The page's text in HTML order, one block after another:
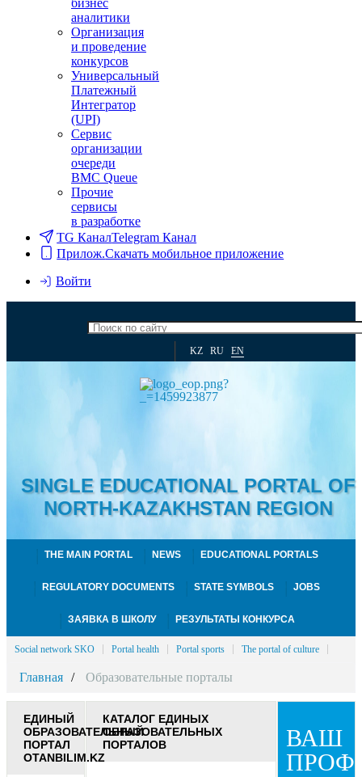
бизнес
аналитики
Организация
и проведение
конкурсов
Универсальный
Платежный
Интегратор
(UPI)
Сервис
организации
очереди
BMC Queue
Прочие
сервисы
в разработке
TG КаналTelegram Канал
Прилож.Скачать мобильное приложение
Войти
KZ RU EN
SINGLE EDUCATIONAL PORTAL OF
NORTH-KAZAKHSTAN REGION
THE MAIN PORTAL NEWS EDUCATIONAL PORTALS
REGULATORY DOCUMENTS STATE SYMBOLS JOBS
ЗАЯВКА В ШКОЛУ РЕЗУЛЬТАТЫ КОНКУРСА
Social network SKO Portal health Portal sports The portal of culture
Главная Образовательные порталы
ЕДИНЫЙ
ОБРАЗОВАТЕЛЬНЫЙ
ПОРТАЛ
OTANBILIM.KZ
ВАШ
КАТАЛОГ ЕДИНЫХ
ОБРАЗОВАТЕЛЬНЫХ
ПОРТАЛОВ